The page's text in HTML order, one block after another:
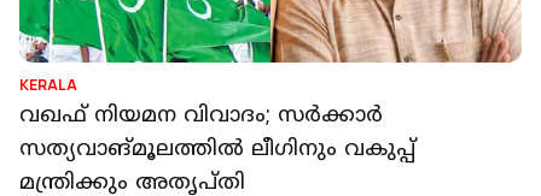
KERALA
വഖഫ് നിയമന വിവാദം; സര്‍ക്കാര്‍
സത്യവാങ്മൂലത്തില്‍ ലീഗിനും വകുപ്പ്
മന്ത്രിക്കും അതൃപ്തി